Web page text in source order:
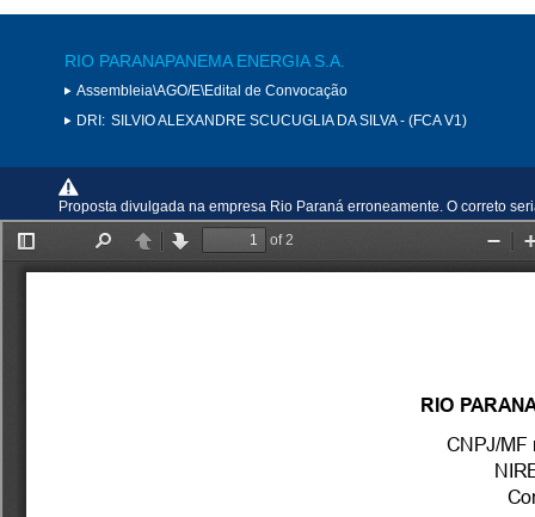
RIO PARANAPANEMA ENERGIA S.A.
Assembleia\AGO/E\Edital de Convocação
DRI: SILVIO ALEXANDRE SCUCUGLIA DA SILVA - (FCA V1)
Proposta divulgada na empresa Rio Paraná erroneamente. O correto